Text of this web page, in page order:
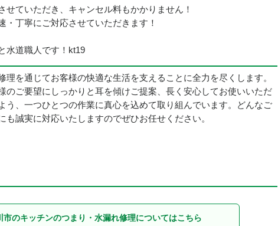
せていただき、キャンセル料もかかりません！
・丁寧にご対応させていただきます！
水道職人です！kt19
理を通じてお客様の快適な生活を支えることに全力を尽くします。
のご要望にしっかりと耳を傾けご提案、長く安心してお使いいただ
う、一つひとつの作業に真心を込めて取り組んでいます。どんなご
も誠実に対応いたしますのでぜひお任せください。
市のキッチンのつまり・水漏れ修理についてはこちら